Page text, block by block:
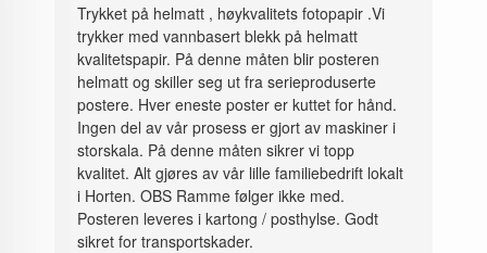
Trykket på helmatt , høykvalitets fotopapir .Vi
trykker med vannbasert blekk på helmatt
kvalitetspapir. På denne måten blir posteren
helmatt og skiller seg ut fra serieproduserte
postere. Hver eneste poster er kuttet for hånd.
Ingen del av vår prosess er gjort av maskiner i
storskala. På denne måten sikrer vi topp
kvalitet. Alt gjøres av vår lille familiebedrift lokalt
i Horten. OBS Ramme følger ikke med.
Posteren leveres i kartong / posthylse. Godt
sikret for transportskader.